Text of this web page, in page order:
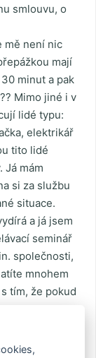
smlouvu, o
mě není nic
mají
minut a pak
Mimo jiné i v
lidé typu:
elektrikář
tito lidé
Já mám
si za službu
situace.
a já jsem
seminář
společnosti,
mnohem
tím, že pokud